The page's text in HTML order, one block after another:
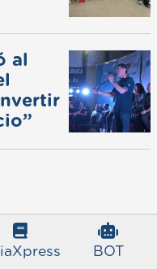
BOT
al